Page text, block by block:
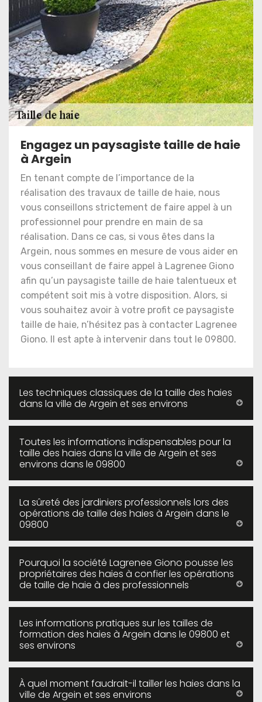
Engagez un paysagiste taille de haie
à Argein
En tenant compte de l’importance de la
réalisation des travaux de taille de haie, nous
vous conseillons strictement de faire appel à un
professionnel pour prendre en main de sa
réalisation. Dans ce cas, si vous êtes dans la
Argein, nous sommes en mesure de vous aider en
vous conseillant de faire appel à Lagrenee Giono
afin qu’un paysagiste taille de haie talentueux et
compétent soit mis à votre disposition. Alors, si
vous souhaitez avoir à votre profit ce paysagiste
taille de haie, n’hésitez pas à contacter Lagrenee
Giono. Il est apte à intervenir dans tout le 09800.
Les techniques classiques de la taille des haies
dans la ville de Argein et ses environs
Toutes les informations indispensables pour la
taille des haies dans la ville de Argein et ses
environs dans le 09800
La sûreté des jardiniers professionnels lors des
opérations de taille des haies à Argein dans le
09800
Pourquoi la société Lagrenee Giono pousse les
propriétaires des haies à confier les opérations
de taille de haie à des professionnels
Les informations pratiques sur les tailles de
formation des haies à Argein dans le 09800 et
ses environs
À quel moment faudrait-il tailler les haies dans la
ville de Argein et ses environs